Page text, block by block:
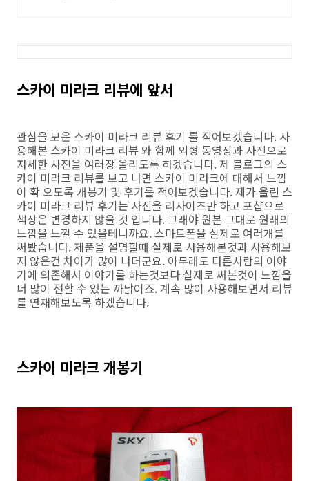
스카이 미라크 리뷰에 앞서
관심을 모은 스카이 미라크 리뷰 후기 를 적어보겠습니다. 사
용해본 스카이 미라크 리뷰 와 함께 외형 동영상과 사진으로
자세한 사진을 여러장 올리도록 하겠습니다. 제 블로그의 스
카이 미라크 리뷰를 보고 나면 스카이 미라크에 대해서 느낌
이 확 오도록 개봉기 및 후기를 적어보겠습니다. 제가 올린 스
카이 미라크 리뷰 후기는 사진을 리사이즈만 하고 포샵으로
색상은 변경하지 않을 것 입니다. 그래야 원본 그대로 원래의
느낌을 느낄 수 있을테니까요. 스마트폰을 실제로 여러개를
써봤습니다. 제품을 설명할때 실제로 사용해본것과 사용해보
지 않은건 차이가 많이 나더군요. 아무래도 다른사람의 이야
기에 의존해서 이야기를 하는것보다 실제로 써본것이 느낌을
더 많이 전할 수 있는 까닭이죠. 계속 많이 사용해보면서 리뷰
를 연재해보도록 하겠습니다.
스카이 미라크 개봉기